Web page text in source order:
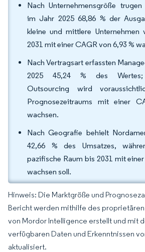
Nach Unternehmensgröße trugen
im Jahr 2025 68,86 % der
kleine und mittlere Unternehmen
2031 mit einer CAGR von 6,93 %
Nach Vertragsart erfassten
2025 45,24 % des Wertes;
Outsourcing wird
Prognosezeitraums mit einer
wachsen.
Nach Geografie behielt
42,66 % des Umsatzes,
pazifische Raum bis 2031 mit
wachsen soll.
Hinweis: Die Marktgröße und
Bericht werden mithilfe des
von Mordor Intelligence erstellt und mit
verfügbaren Daten und Erkenntnissen
aktualisiert.